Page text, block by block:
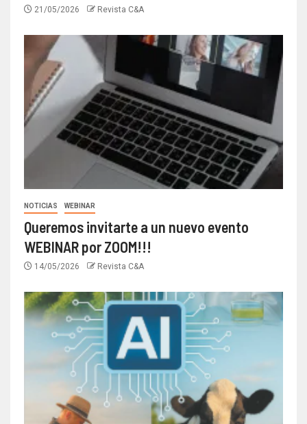
21/05/2026 Revista C&A
NOTICIAS WEBINAR
Queremos invitarte a un nuevo evento
WEBINAR por ZOOM!!!
14/05/2026 Revista C&A